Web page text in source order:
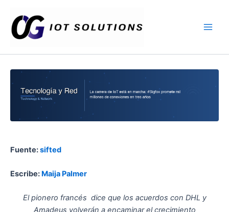
contenido
Fuente:sifted
Escribe: Maija Palmer
El pionero francés dice que los acuerdos con DHL y
Amadeus volverán a encaminar el crecimiento